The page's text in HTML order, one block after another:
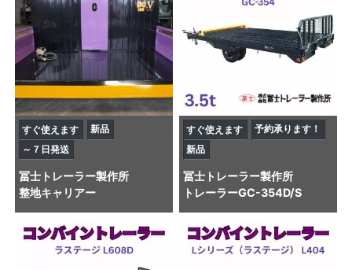
すぐ使えます
新品
～７日発送
冨士トレーラー製作所
整地キャリアー
すぐ使えます
予約承ります！
新品
冨士トレーラー製作所
トレーラーGC-354D/S